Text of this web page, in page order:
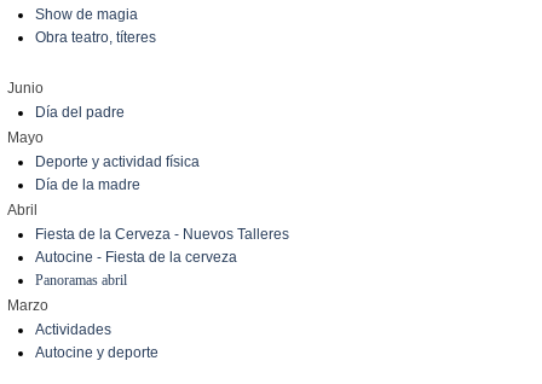
Show de magia
Obra teatro, títeres
Junio
Día del padre
Mayo
Deporte y actividad física
Día de la madre
Abril
Fiesta de la Cerveza - Nuevos Talleres
Autocine - Fiesta de la cerveza
Panoramas abril
Marzo
Actividades
Autocine y deporte